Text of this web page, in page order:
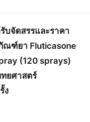
บจัดสรรและราคา
ณฑ์ยา Fluticasone
(120 sprays)
ยศาสตร์
ง